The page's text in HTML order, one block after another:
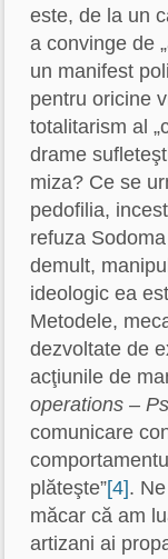
este, de la un
a convinge de
un manifest
pentru oricine
totalitarism al
drame
miza? Ce se
pedofilia,
refuza
demult,
ideologic ea
Metodele,
dezvoltate de
acţiunile de
operations –
comunicare
plăteşte”[4].
măcar că am
artizani ai